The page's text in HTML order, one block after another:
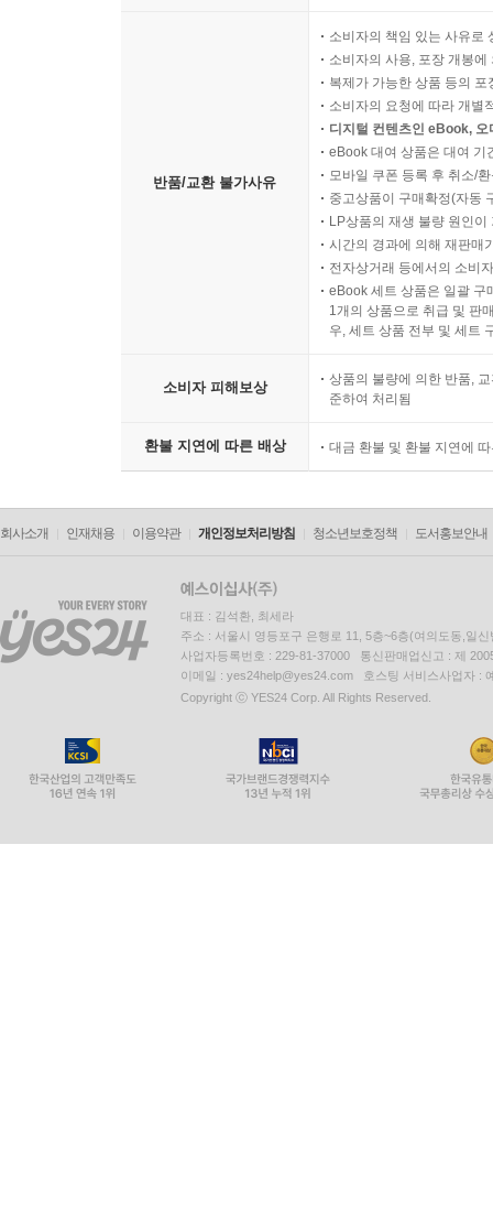
03 채용시의 허위경력 기재 또는 경력은폐행위를
04 경영상 해고의 정당한 사유를 인정받기 위해서
05 회사가 흑자인 경우에도 경영상 해고의 요건인
06 위탁계약이 해지된 현장의 근로자들만 경영상
07 경영상 해고를 회피하기 위한 노력으로 반드시
08 경영상 해고와 관련하여 협의기간 50일을 지키
[징벌의 사유 제한 - 계약 갱신 거절]
09 계약직 근로자는 아무런 제약 없이 계약기간
[징벌의 사유 제한 - 전보(전직)]
11 근로자를 다른 직무나 근무지로 전보(전직)시
[징벌의 사유 제한 - 감봉(감급)]
14 근로자가 시말서 제출명령에 불응할 경우 이를
15 사죄의 내용이 담긴 시말서 제출도 명할 수 있나
[징벌의 사유 제한 - 낮은 인사평가]
16 정당한 사유가 있어 낮은 인사평가를 했더라도
[징벌의 사유 제한 - 직위해제(보직해임)]
17 직위해제(보직해임)도 징벌적 처분의 일종으로
[징벌의 절차 제한 - 징계위원회 관련 제한]
반품/교환 불가사유
소비자의 책임 있는 사유로
소비자의 사용, 포장 개봉
복제가 가능한 상품 등의
소비자의 요청에 따라 개별
디지털 컨텐츠인 eBook,
eBook 대여 상품은 대여 기
모바일 쿠폰 등록 후 취소/
중고상품이 구매확정(자동
LP상품의 재생 불량 원인
시간의 경과에 의해 재판매
전자상거래 등에서의 소비
eBook 세트 상품은 일괄 구
1개의 상품으로 취급 및 판
우, 세트 상품 전부 및 세트
소비자 피해보상
상품의 불량에 의한 반품,
준하여 처리됨
환불 지연에 따른 배상 대금 환불 및 환불 지연에
회사소개 인재채용 이용약관 개인정보처리방침 청소년보호정책 도서홍보안내
대표 : 김석환, 최세라
주소 : 서울시 영등포구 은행로 11, 5층~6층(여의도동,일신
사업자등록번호 : 229-81-37000 통신판매업신고 : 제
이메일 : yes24help@yes24.com 호스팅 서비스사업자 :
Copyright ⓒ YES24 Corp. All Rights Reserved.